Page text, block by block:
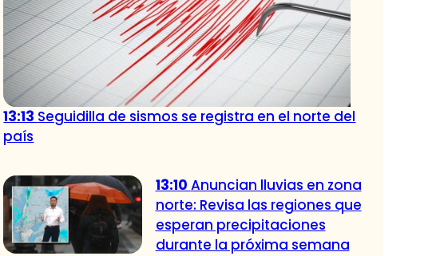
13:13 Seguidilla de sismos se registra en el norte del
país
13:10 Anuncian lluvias en zona
norte: Revisa las regiones que
esperan precipitaciones
durante la próxima semana